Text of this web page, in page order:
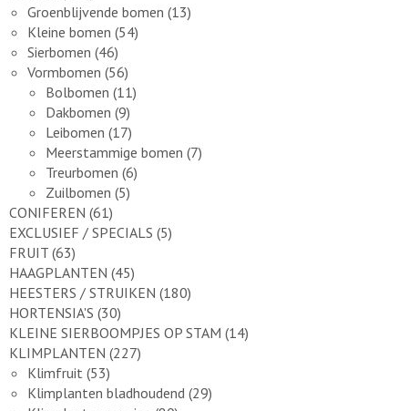
Groenblijvende bomen (13)
Kleine bomen (54)
Sierbomen (46)
Vormbomen (56)
Bolbomen (11)
Dakbomen (9)
Leibomen (17)
Meerstammige bomen (7)
Treurbomen (6)
Zuilbomen (5)
CONIFEREN (61)
EXCLUSIEF / SPECIALS (5)
FRUIT (63)
HAAGPLANTEN (45)
HEESTERS / STRUIKEN (180)
HORTENSIA'S (30)
KLEINE SIERBOOMPJES OP STAM (14)
KLIMPLANTEN (227)
Klimfruit (53)
Klimplanten bladhoudend (29)